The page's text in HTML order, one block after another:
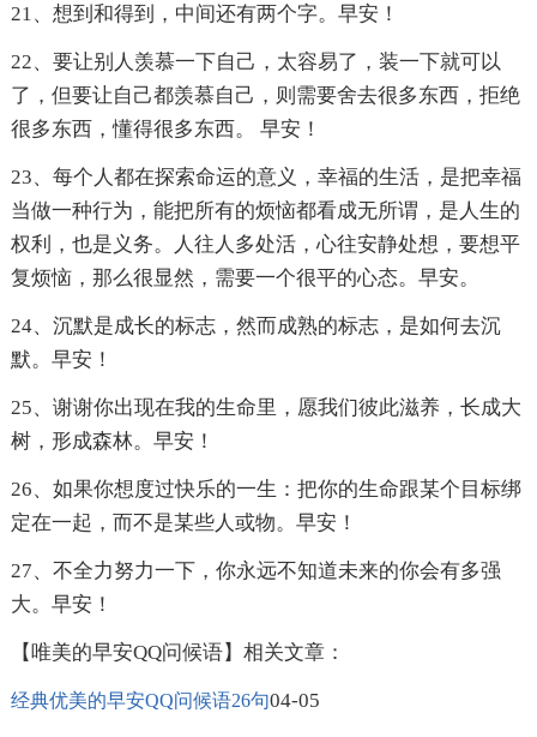
21、想到和得到，中间还有两个字。早安！
22、要让别人羡慕一下自己，太容易了，装一下就可以
了，但要让自己都羡慕自己，则需要舍去很多东西，拒绝
很多东西，懂得很多东西。 早安！
23、每个人都在探索命运的意义，幸福的生活，是把幸福
当做一种行为，能把所有的烦恼都看成无所谓，是人生的
权利，也是义务。人往人多处活，心往安静处想，要想平
复烦恼，那么很显然，需要一个很平的心态。早安。
24、沉默是成长的标志，然而成熟的标志，是如何去沉
默。早安！
25、谢谢你出现在我的生命里，愿我们彼此滋养，长成大
树，形成森林。早安！
26、如果你想度过快乐的一生：把你的生命跟某个目标绑
定在一起，而不是某些人或物。早安！
27、不全力努力一下，你永远不知道未来的你会有多强
大。早安！
【唯美的早安QQ问候语】相关文章：
经典优美的早安QQ问候语26句04-05